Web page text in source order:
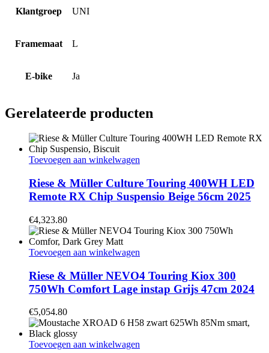
Klantgroep UNI
Framemaat L
E-bike Ja
Gerelateerde producten
Toevoegen aan winkelwagen
Riese & Müller Culture Touring 400WH LED
Remote RX Chip Suspensio Beige 56cm 2025
€4,323.80
Toevoegen aan winkelwagen
Riese & Müller NEVO4 Touring Kiox 300
750Wh Comfort Lage instap Grijs 47cm 2024
€5,054.80
Toevoegen aan winkelwagen